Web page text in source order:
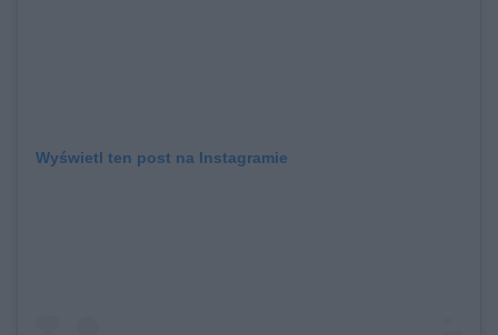
Wyświetl ten post na Instagramie